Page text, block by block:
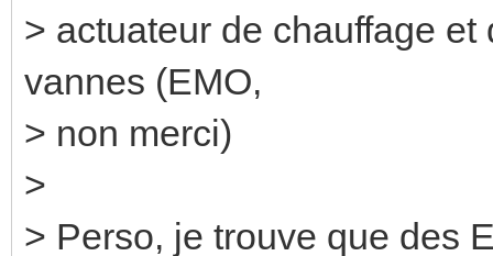
> actuateur de chauffage
vannes (EMO,
> non merci)
>
> Perso, je trouve que des